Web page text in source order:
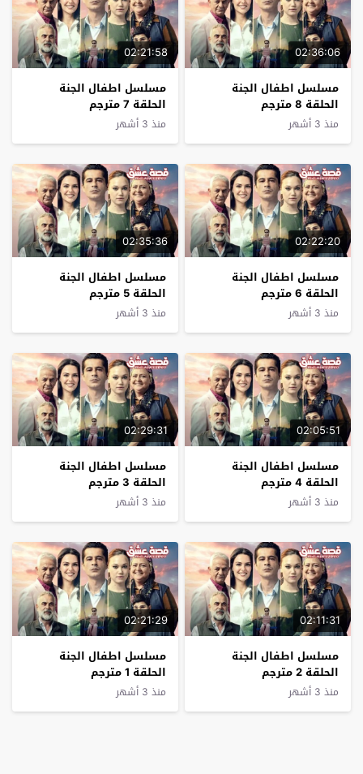
02:36:06
مسلسل اطفال الجنة
الحلقة 8 مترجم
منذ 3 أشهر
02:21:58
مسلسل اطفال الجنة
الحلقة 7 مترجم
منذ 3 أشهر
02:22:20
مسلسل اطفال الجنة
الحلقة 6 مترجم
منذ 3 أشهر
02:35:36
مسلسل اطفال الجنة
الحلقة 5 مترجم
منذ 3 أشهر
02:05:51
مسلسل اطفال الجنة
الحلقة 4 مترجم
منذ 3 أشهر
02:29:31
مسلسل اطفال الجنة
الحلقة 3 مترجم
منذ 3 أشهر
02:11:31
مسلسل اطفال الجنة
الحلقة 2 مترجم
منذ 3 أشهر
02:21:29
مسلسل اطفال الجنة
الحلقة 1 مترجم
منذ 3 أشهر